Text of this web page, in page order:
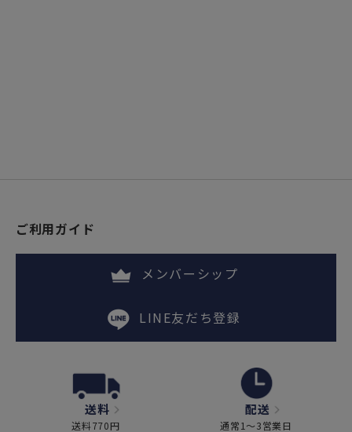
ご利用ガイド
メンバーシップ
LINE友だち登録
送料
送料770円
配送
通常1～3営業日